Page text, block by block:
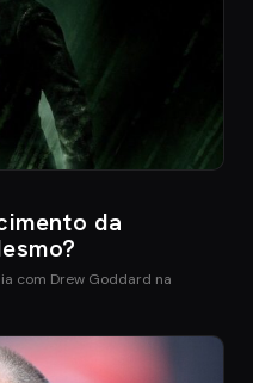
da
com Drew Goddard na